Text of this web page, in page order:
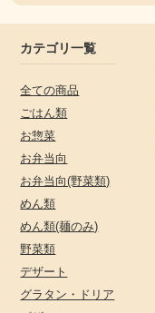
カテゴリ一覧
全ての商品
ごはん類
お惣菜
お弁当向
お弁当向(野菜類)
めん類
めん類(麺のみ)
野菜類
デザート
グラタン・ドリア